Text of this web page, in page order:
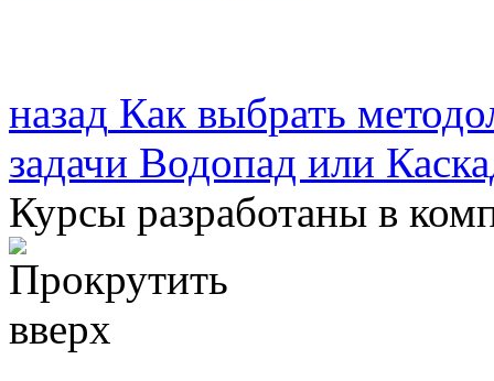
назад Как выбрать
задачи Водопад или
Курсы разработаны в